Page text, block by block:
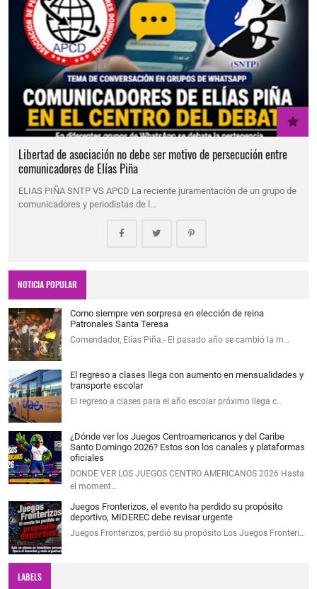
Libertad de asociación no debe ser motivo de persecución entre
comunicadores de Elías Piña
ELIAS PIÑA SNTP VS APCD La reciente juramentación de un grupo de
comunicadores y periodistas de l…
NOTICIA POPULAR
Como siempre ven sorpresa en elección de reina
Patronales Santa Teresa
Comendador, Elías Piña.- El pasado año se cambió la m…
El regreso a clases llega con aumento en mensualidades y
transporte escolar
El regreso a clases para el año escolar próximo llega c…
¿Dónde ver los Juegos Centroamericanos y del Caribe
Santo Domingo 2026? Estos son los canales y plataformas
oficiales
DONDE VER LOS JUEGOS CENTRO AMERICANOS 2026 Hasta
el moment…
Juegos Fronterizos, el evento ha perdido su propósito
deportivo, MIDEREC debe revisar urgente
Juegos Fronterizos, perdió su propósito Los Juegos Fronteri…
LABELS